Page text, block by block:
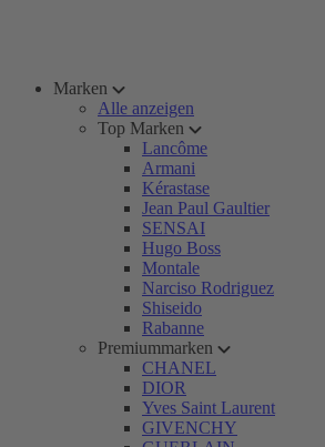
Marken
Alle anzeigen
Top Marken
Lancôme
Armani
Kérastase
Jean Paul Gaultier
SENSAI
Hugo Boss
Montale
Narciso Rodriguez
Shiseido
Rabanne
Premiummarken
CHANEL
DIOR
Yves Saint Laurent
GIVENCHY